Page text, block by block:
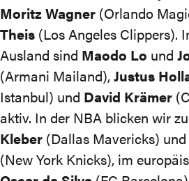
Moritz Wagner (Orlando
Theis (Los Angeles Clippers).
Ausland sind Maodo Lo und
(Armani Mailand),Justus
Istanbul) und David Krämer
aktiv. In der NBA blicken wir
Kleber (Dallas Mavericks) und
(New York Knicks), im